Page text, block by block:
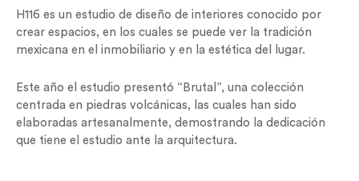
H116 es un estudio de diseño de interiores conocido por
crear espacios, en los cuales se puede ver la tradición
mexicana en el inmobiliario y en la estética del lugar.
Este año el estudio presentó “Brutal”, una colección
centrada en piedras volcánicas, las cuales han sido
elaboradas artesanalmente, demostrando la dedicación
que tiene el estudio ante la arquitectura.